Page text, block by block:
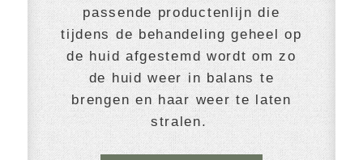
passende productenlijn die
tijdens de behandeling geheel op
de huid afgestemd wordt om zo
de huid weer in balans te
brengen en haar weer te laten
stralen.